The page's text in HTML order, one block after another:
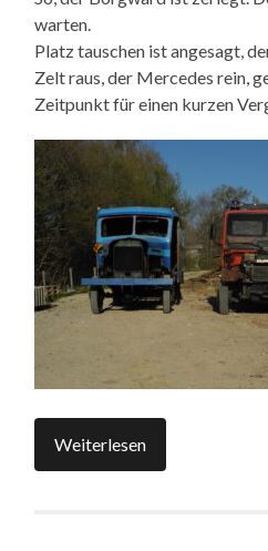
warten.
Platz tauschen ist angesagt,
Zelt raus, der Mercedes rein,
Zeitpunkt für einen kurzen
Weiterlesen